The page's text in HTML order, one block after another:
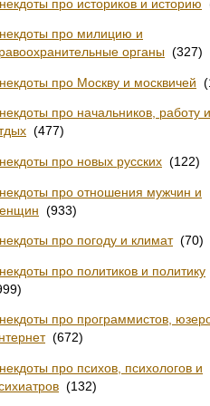
про историков и историю
про милицию и
органы (327)
про Москву и москвичей
про начальников, работу и
(477)
про новых русских (122)
про отношения мужчин и
(933)
про погоду и климат(70)
про политиков и политику
про программистов,
(672)
про психов, психологов и
(132)